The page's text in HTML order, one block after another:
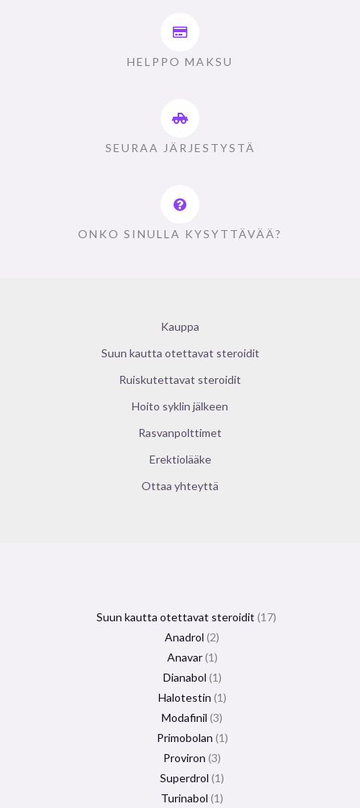
HELPPO MAKSU
SEURAA JÄRJESTYSTÄ
ONKO SINULLA KYSYTTÄVÄÄ?
Kauppa
Suun kautta otettavat steroidit
Ruiskutettavat steroidit
Hoito syklin jälkeen
Rasvanpolttimet
Erektiolääke
Ottaa yhteyttä
Suun kautta otettavat steroidit 17
Anadrol 2
Anavar 1
Dianabol 1
Halotestin 1
Modafinil 3
Primobolan 1
Proviron 3
Superdrol 1
Turinabol 1